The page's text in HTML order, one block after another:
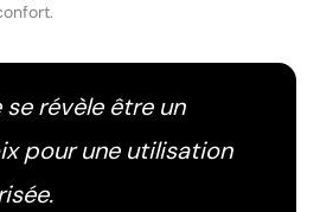
se révèle être un
pour une utilisation